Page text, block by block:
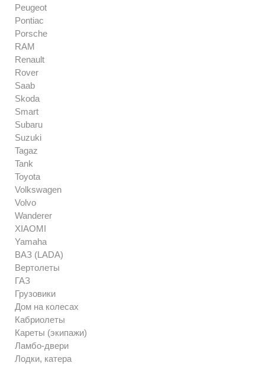
Peugeot
Pontiac
Porsche
RAM
Renault
Rover
Saab
Skoda
Smart
Subaru
Suzuki
Tagaz
Tank
Toyota
Volkswagen
Volvo
Wanderer
XIAOMI
Yamaha
ВАЗ (LADA)
Вертолеты
ГАЗ
Грузовики
Дом на колесах
Кабриолеты
Кареты (экипажи)
Ламбо-двери
Лодки, катера